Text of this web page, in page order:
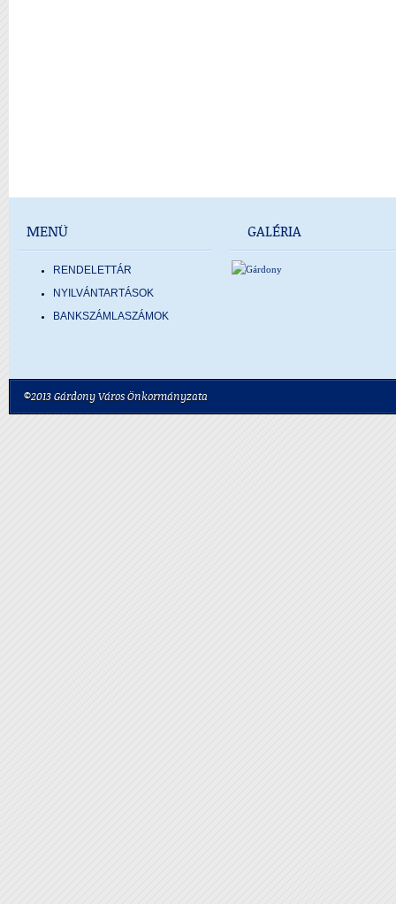
MENÜ
RENDELETTÁR
NYILVÁNTARTÁSOK
BANKSZÁMLASZÁMOK
GALÉRIA
©2013 Gárdony Város Önkormányzata